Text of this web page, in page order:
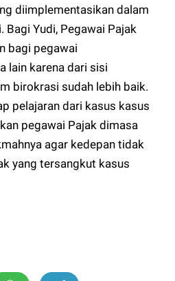
diimplementasikan dalam
Bagi Yudi, Pegawai Pajak
bagi pegawai
lain karena dari sisi
birokrasi sudah lebih baik.
pelajaran dari kasus kasus
pegawai Pajak dimasa
agar kedepan tidak
yang tersangkut kasus